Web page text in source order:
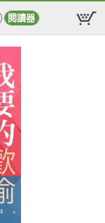
閱讀器